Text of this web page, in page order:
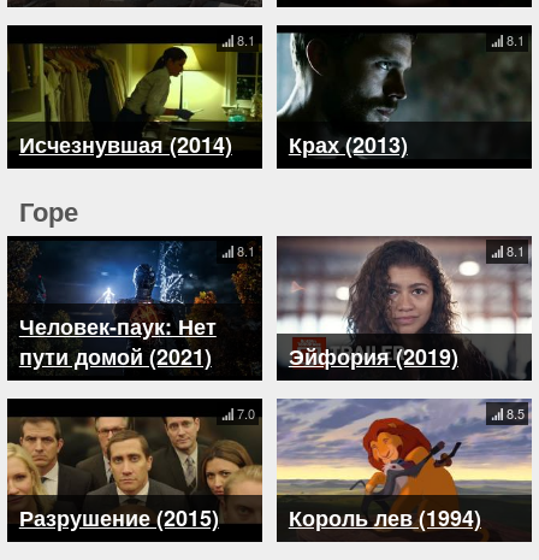
Исчезнувшая (2014)
8.1
Крах (2013)
8.1
Горе
Человек-паук: Нет
пути домой (2021)
8.1
Эйфория (2019)
8.1
Разрушение (2015)
7.0
Король лев (1994)
8.5